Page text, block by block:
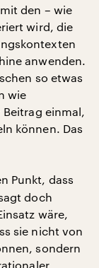
den – wie
wird, die
anwenden.
so etwas
wie
einmal,
können. Das
Punkt, dass
doch
wäre,
sie nicht von
sondern